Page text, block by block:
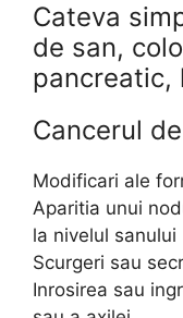
Cateva
de san,
pancreatic,
Cancerul
Modificari ale
Aparitia unui
la nivelul sanului
Scurgeri sau
Inrosirea sau